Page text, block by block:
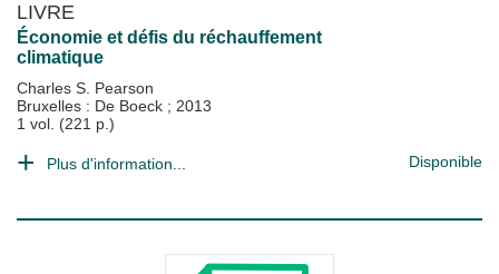
LIVRE
Économie et défis du réchauffement
climatique
Charles S. Pearson
Bruxelles : De Boeck ; 2013
1 vol. (221 p.)
Plus d'information... Disponible